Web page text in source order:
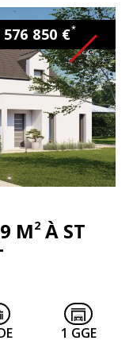
M2À ST
576 850 €*
1 GGE